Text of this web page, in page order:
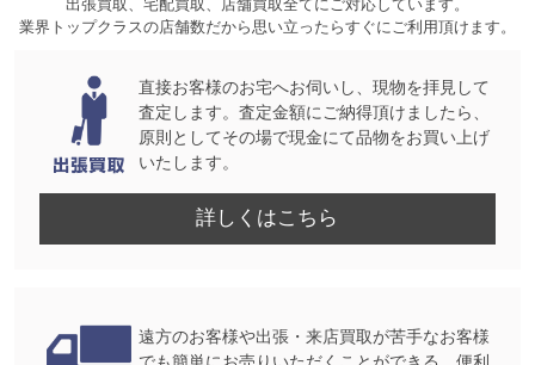
出張買取、宅配買取、店舗買取全てにご対応しています。
業界トップクラスの店舗数だから思い立ったらすぐにご利用頂けます。
直接お客様のお宅へお伺いし、現物を拝見して
査定します。査定金額にご納得頂けましたら、
原則としてその場で現金にて品物をお買い上げ
いたします。
詳しくはこちら
遠方のお客様や出張・来店買取が苦手なお客様